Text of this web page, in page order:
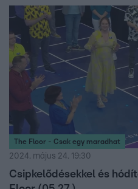
The Floor - Csak egy maradhat
2024. május 24. 19:30
Csipkelődésekkel és